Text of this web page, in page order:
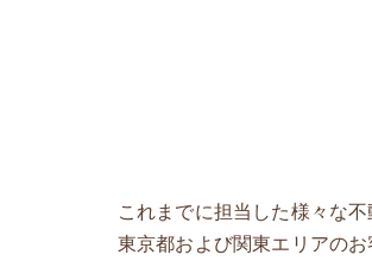
これまでに担当した様々な
東京都および関東エリアの